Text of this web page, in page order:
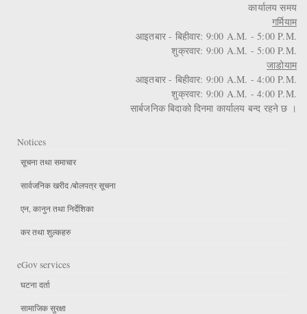
कार्यालय समय
गर्मियाम
आइतबार - बिहीवार: 9:00 A.M. - 5:00 P.M.
शुक्रवार: 9:00 A.M. - 5:00 P.M.
जाडोयाम
आइतबार - बिहीवार: 9:00 A.M. - 4:00 P.M.
शुक्रवार: 9:00 A.M. - 4:00 P.M.
सार्बजनिक बिदाको दिनमा कार्यालय बन्द रहने छ ।
Notices
सूचना तथा समाचार
सार्वजनिक खरीद /बोलपत्र सूचना
एन, कानुन तथा निर्देशिका
कर तथा शुल्कहरु
eGov services
घटना दर्ता
सामाजिक सुरक्षा